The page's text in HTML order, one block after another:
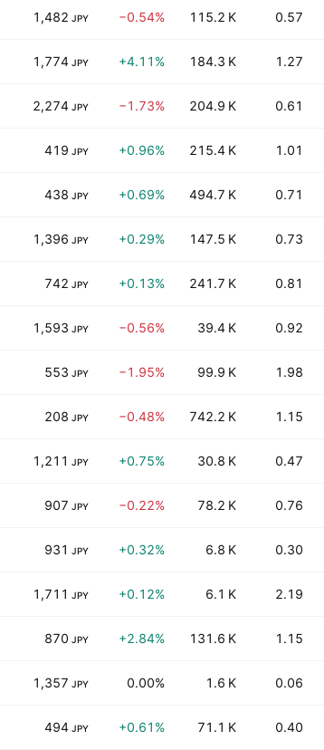
1,482 JPY −0.54% 115.2 K 0.57
1,774 JPY +4.11% 184.3 K 1.27
2,274 JPY −1.73% 204.9 K 0.61
419 JPY +0.96% 215.4 K 1.01
438 JPY +0.69% 494.7 K 0.71
1,396 JPY +0.29% 147.5 K 0.73
742 JPY +0.13% 241.7 K 0.81
1,593 JPY −0.56% 39.4 K 0.92
553 JPY −1.95% 99.9 K 1.98
208 JPY −0.48% 742.2 K 1.15
1,211 JPY +0.75% 30.8 K 0.47
907 JPY −0.22% 78.2 K 0.76
931 JPY +0.32% 6.8 K 0.30
1,711 JPY +0.12% 6.1 K 2.19
870 JPY +2.84% 131.6 K 1.15
1,357 JPY 0.00% 1.6 K 0.06
494 JPY +0.61% 71.1 K 0.40